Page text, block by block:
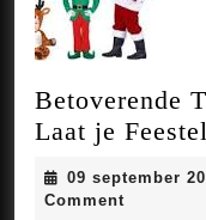
Betoverende
Laat je
09 september
Comment